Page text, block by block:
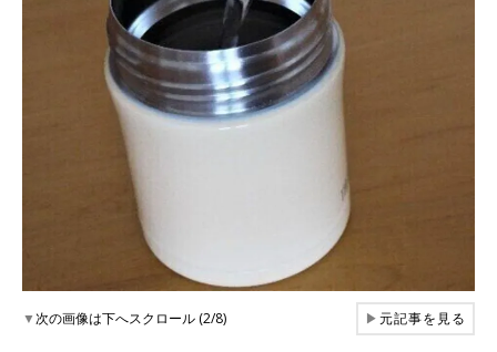
▼次の画像は下へスクロール (2/8) ▶元記事を見る